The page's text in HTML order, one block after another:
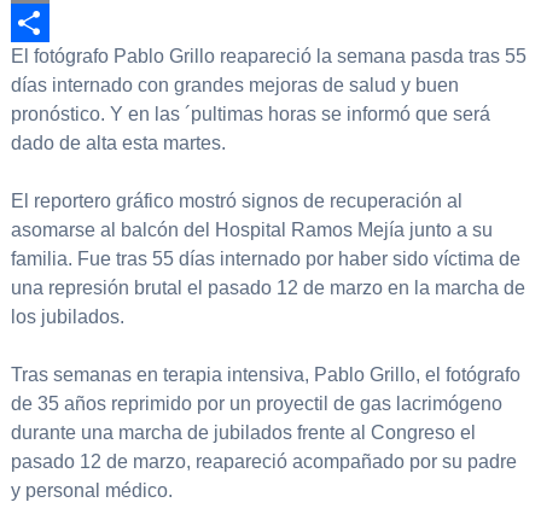
Email
Compartir
El fotógrafo Pablo Grillo reapareció la semana pasda tras 55
días internado con grandes mejoras de salud y buen
pronóstico. Y en las ´pultimas horas se informó que será
dado de alta esta martes.
El reportero gráfico mostró signos de recuperación al
asomarse al balcón del Hospital Ramos Mejía junto a su
familia. Fue tras 55 días internado por haber sido víctima de
una represión brutal el pasado 12 de marzo en la marcha de
los jubilados.
Tras semanas en terapia intensiva, Pablo Grillo, el fotógrafo
de 35 años reprimido por un proyectil de gas lacrimógeno
durante una marcha de jubilados frente al Congreso el
pasado 12 de marzo, reapareció acompañado por su padre
y personal médico.